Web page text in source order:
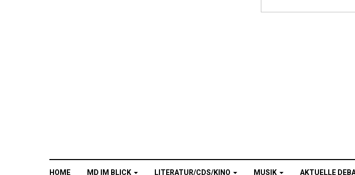
HOME MD IM BLICK LITERATUR/CDS/KINO MUSIK AKTUELLE